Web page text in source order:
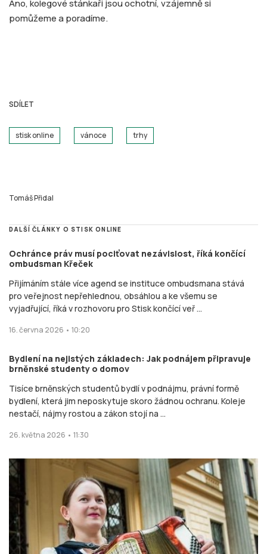
Ano, kolegové stánkaři jsou ochotní, vzájemně si
pomůžeme a poradíme.
SDÍLET
stisk online vánoce trhy
Tomáš Přidal
DALŠÍ ČLÁNKY O STISK ONLINE
Ochránce práv musí pociťovat nezávislost, říká končící
ombudsman Křeček
Přijímáním stále více agend se instituce ombudsmana stává
pro veřejnost nepřehlednou, obsáhlou a ke všemu se
vyjadřující, říká v rozhovoru pro Stisk končící veř ...
16. června 2026 • 10:20
Bydlení na nejistých základech: Jak podnájem připravuje
brněnské studenty o domov
Tisíce brněnských studentů bydlí v podnájmu, právní formě
bydlení, která jim neposkytuje skoro žádnou ochranu. Koleje
nestačí, nájmy rostou a zákon stojí na ...
26. května 2026 • 11:30